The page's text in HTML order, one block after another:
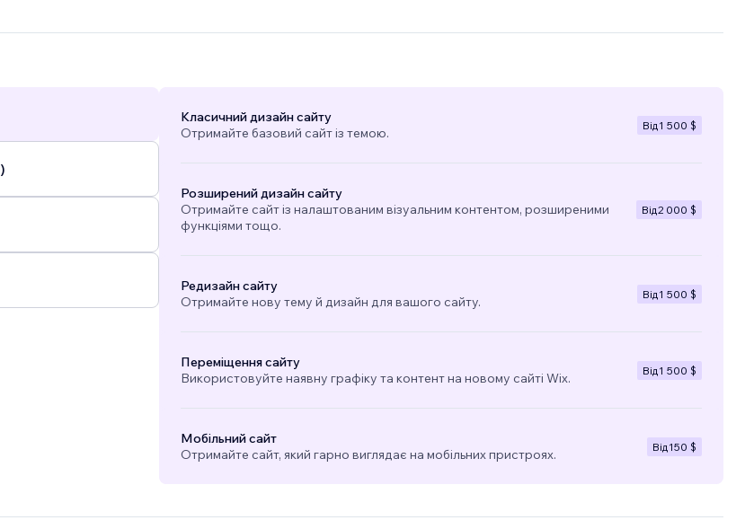
Класичний дизайн сайту
Отримайте базовий сайт із темою.
Від 1 500 $
Розширений дизайн сайту
Отримайте сайт із налаштованим візуальним контентом, розширеними
функціями тощо.
Від2 000 $
Редизайн сайту
Отримайте нову тему й дизайн для вашого сайту.
Від 1 500 $
Переміщення сайту
Використовуйте наявну графіку та контент на новому сайті Wix.
Від 1 500 $
Мобільний сайт
Отримайте сайт, який гарно виглядає на мобільних пристроях.
Від 150 $